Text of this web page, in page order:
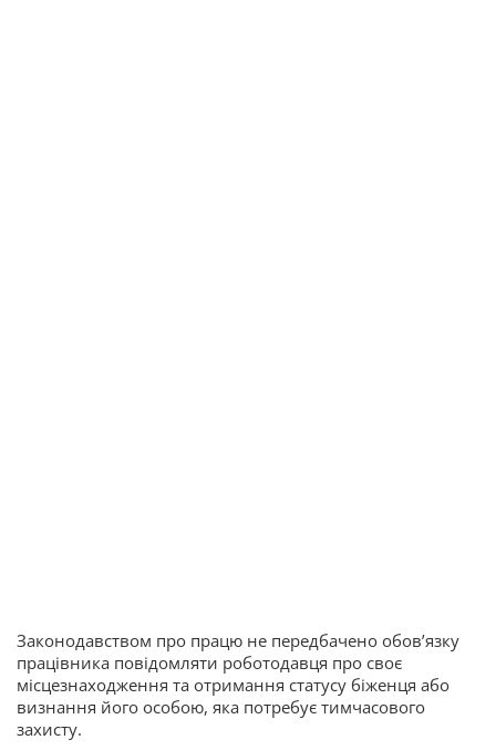
Законодавством про працю не передбачено обов’язку
працівника повідомляти роботодавця про своє
місцезнаходження та отримання статусу біженця або
визнання його особою, яка потребує тимчасового
захисту.